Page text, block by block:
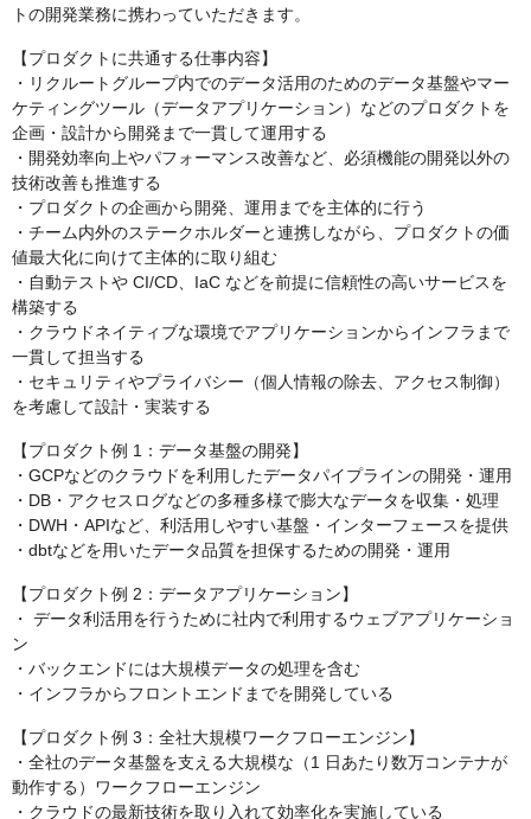
トの開発業務に携わっていただきます。
【プロダクトに共通する仕事内容】
・リクルートグループ内でのデータ活用のためのデータ基盤やマー
ケティングツール（データアプリケーション）などのプロダクトを
企画・設計から開発まで一貫して運用する
・開発効率向上やパフォーマンス改善など、必須機能の開発以外の
技術改善も推進する
・プロダクトの企画から開発、運用までを主体的に行う
・チーム内外のステークホルダーと連携しながら、プロダクトの価
値最大化に向けて主体的に取り組む
・自動テストや CI/CD、IaC などを前提に信頼性の高いサービスを
構築する
・クラウドネイティブな環境でアプリケーションからインフラまで
一貫して担当する
・セキュリティやプライバシー（個人情報の除去、アクセス制御）
を考慮して設計・実装する
【プロダクト例 1：データ基盤の開発】
・GCPなどのクラウドを利用したデータパイプラインの開発・運用
・DB・アクセスログなどの多種多様で膨大なデータを収集・処理
・DWH・APIなど、利活用しやすい基盤・インターフェースを提供
・dbtなどを用いたデータ品質を担保するための開発・運用
【プロダクト例 2：データアプリケーション】
・ データ利活用を行うために社内で利用するウェブアプリケーショ
ン
・バックエンドには大規模データの処理を含む
・インフラからフロントエンドまでを開発している
【プロダクト例 3：全社大規模ワークフローエンジン】
・全社のデータ基盤を支える大規模な（1 日あたり数万コンテナが
動作する）ワークフローエンジン
・クラウドの最新技術を取り入れて効率化を実施している